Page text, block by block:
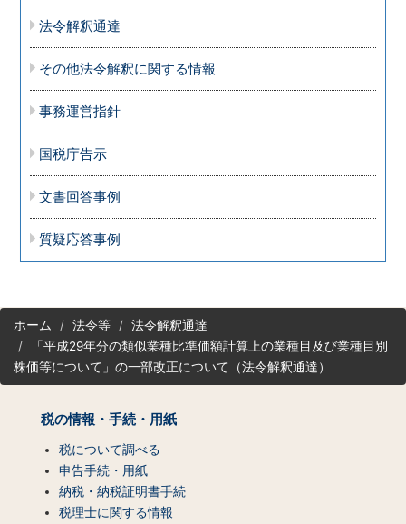
法令解釈通達
その他法令解釈に関する情報
事務運営指針
国税庁告示
文書回答事例
質疑応答事例
サ
イ
マ
ホーム 法令等
法令解釈通達
「平成29年分の類似業種比準価額計算上の業種目及び業種目別
株価等について」の一部改正について（法令解釈通達）
税の情報・手続・用紙
税について調べる
申告手続・用紙
納税・納税証明書手続
税理士に関する情報